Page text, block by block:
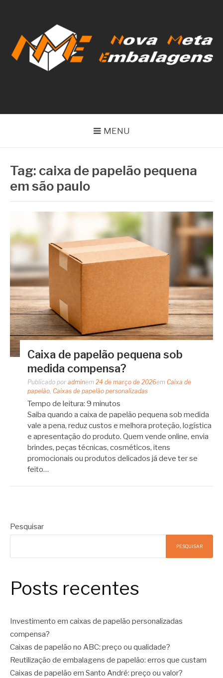
conteúdo
MENU
Tag: caixa de papelão pequena
em são paulo
Caixa de papelão pequena sob
medida compensa?
Publicado por adminem 24 de março de 2026em Caixa de
papelão Caixas de papelão personalizadas
Tempo de leitura: 9 minutos
Saiba quando a caixa de papelão pequena sob medida
vale a pena, reduz custos e melhora proteção, logística
e apresentação do produto. Quem vende online, envia
brindes, peças técnicas, cosméticos, itens
promocionais ou produtos delicados já deve ter se
feito…
Pesquisar
PESQUISAR
Posts recentes
Investimento em caixas de papelão personalizadas
compensa?
Caixas de papelão no ABC: preço ou qualidade?
Reutilização de embalagens de papelão: erros que custam
Caixas de papelão em Santo André: preço ou valor?